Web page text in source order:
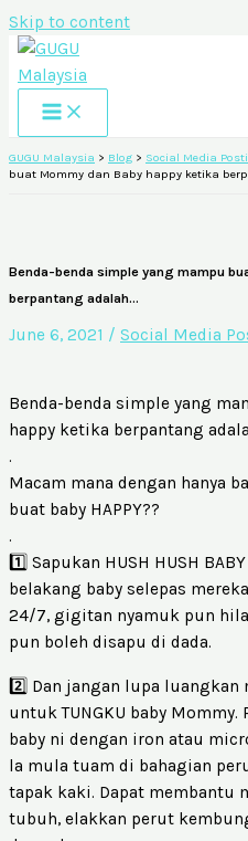
Skip to content
GUGU Malaysia > Blog > Social Media
buat Mommy dan Baby happy ketika
Benda-benda simple yang mampu
berpantang adalah…
June 6, 2021 / Social Media
Benda-benda simple yang
happy ketika berpantang
.
Macam mana dengan hanya
buat baby HAPPY??
.
1️⃣ Sapukan HUSH HUSH
belakang baby selepas
24/7, gigitan nyamuk pun
pun boleh disapu di dada.
2️⃣ Dan jangan lupa luangkan
untuk TUNGKU baby Mommy.
baby ni dengan iron atau
la mula tuam di bahagian
tapak kaki. Dapat membantu
tubuh, elakkan perut